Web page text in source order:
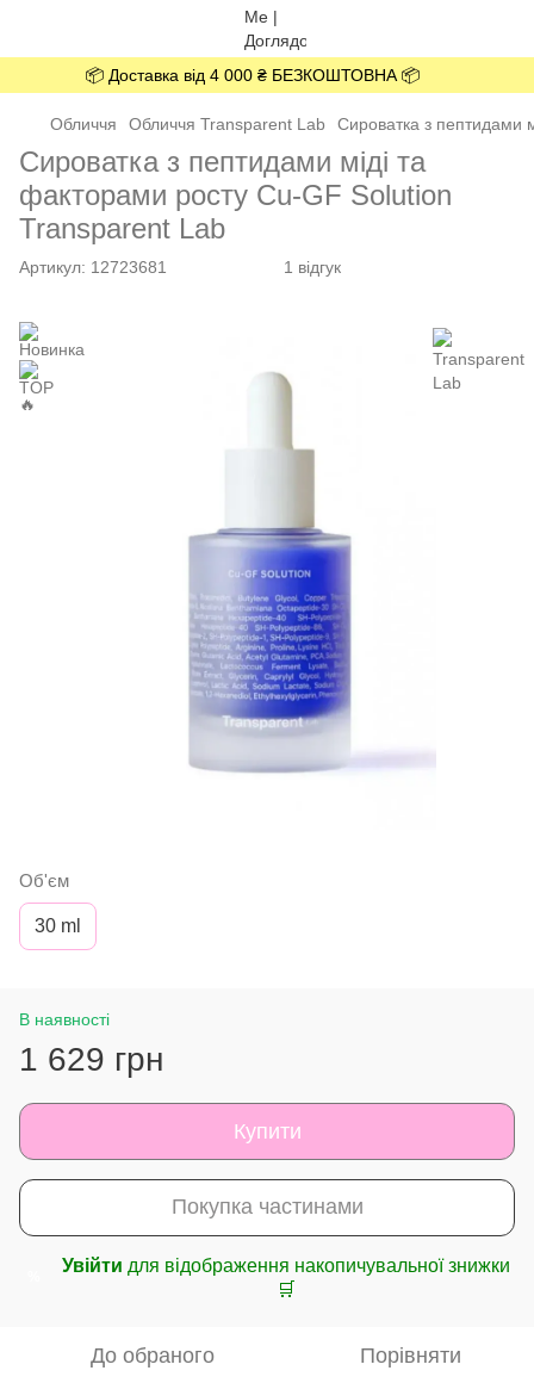
📦 Доставка від 4 000 ₴ БЕЗКОШТОВНА 📦
Обличчя Обличчя Transparent Lab Сироватка з пептидами
Сироватка з пептидами міді та
факторами росту Cu-GF Solution
Transparent Lab
Артикул: 12723681 1 відгук
Об'єм
30 ml
В наявності
1 629 грн
Купити
Покупка частинами
Увійти для відображення накопичувальної знижки
🛒
До обраного Порівняти